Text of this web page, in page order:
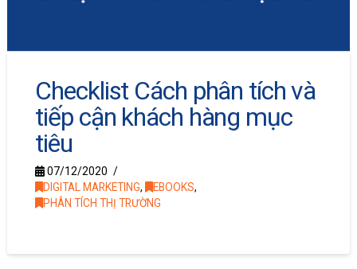
Checklist Cách phân tích và
tiếp cận khách hàng mục
tiêu
07/12/2020
DIGITAL MARKETING, EBOOKS,
PHÂN TÍCH THỊ TRƯỜNG